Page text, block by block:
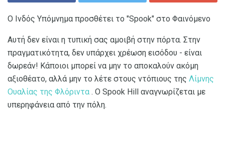
Ο Ινδός Υπόμνημα προσθέτει το "Spook" στο Φαινόμενο
Αυτή δεν είναι η τυπική σας αμοιβή στην πόρτα. Στην
πραγματικότητα, δεν υπάρχει χρέωση εισόδου - είναι
δωρεάν! Κάποιοι μπορεί να μην το αποκαλούν ακόμη
αξιοθέατο, αλλά μην το λέτε στους ντόπιους της Λίμνης
Ουαλίας της Φλόριντα . Ο Spook Hill αναγνωρίζεται με
υπερηφάνεια από την πόλη.